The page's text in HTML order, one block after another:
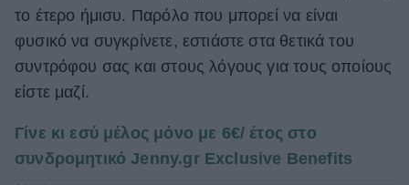
το έτερο ήμισυ. Παρόλο που μπορεί να είναι
φυσικό να συγκρίνετε, εστιάστε στα θετικά του
συντρόφου σας και στους λόγους για τους οποίους
είστε μαζί.
Γίνε κι εσύ μέλος μόνο με 6€/ έτος στο
συνδρομητικό Jenny.gr Exclusive Benefits